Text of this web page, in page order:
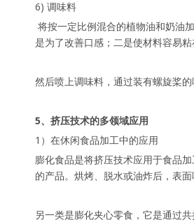
6) 调味料
将按一定比例混合的植物油和奶油
是为了改善口感；二是使材料容易粘
然后喷上调味料，通过装有螺旋桨
5、挤压技术的多领域应用
1）在休闲食品加工中的应用
膨化食品是将挤压技术应用于食品
的产品。烘烤、脱水或油炸后，表
另一类是膨化夹心零食，它是通过